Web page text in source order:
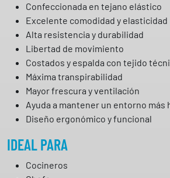
Confeccionada en tejano elástico
Excelente comodidad y elasticidad
Alta resistencia y durabilidad
Libertad de movimiento
Costados y espalda con tejido
Máxima transpirabilidad
Mayor frescura y ventilación
Ayuda a mantener un entorno más
Diseño ergonómico y funcional
IDEAL PARA
Cocineros